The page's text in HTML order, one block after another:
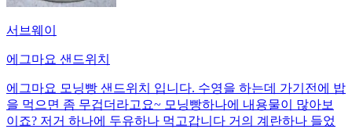
서브웨이
에그마요 샌드위치
에그마요 모닝빵 샌드위치 입니다. 수영을 하는데 가기전에 밥
을 먹으면 좀 무겁더라고요~ 모닝빵하나에 내용물이 많아보
이죠? 저거 하나에 두유하나 먹고갑니다 거의 계란하나 들었